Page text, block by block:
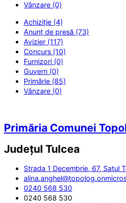
Vânzare (0)
Achiziție (4)
Anunț de presă (73)
Avizier (117)
Concurs (10)
Furnizori (0)
Guvern (0)
Primărie (85)
Vânzare (0)
Primăria Comunei
Județul Tulcea
Strada 1 Decembrie, 67, Satul
0240 568 530
0240 568 530